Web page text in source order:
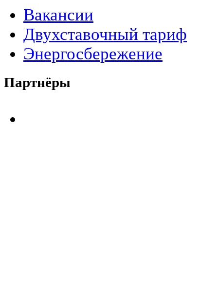
Вакансии
Двухставочный тариф
Энергосбережение
Партнёры